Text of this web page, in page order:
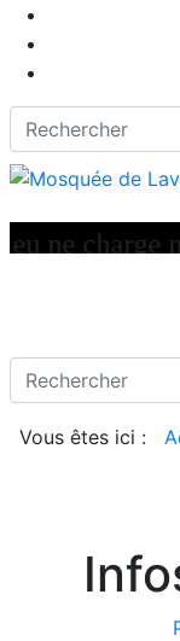
charge
Vous êtes ici :